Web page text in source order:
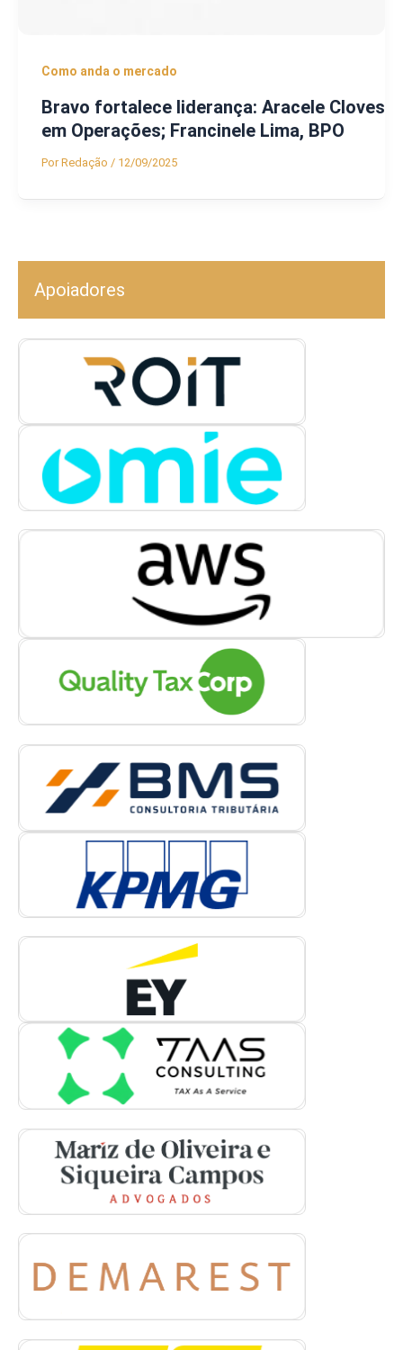
Como anda o mercado
Bravo fortalece liderança: Aracele Cloves
em Operações; Francinele Lima, BPO
PorRedação / 12/09/2025
Apoiadores